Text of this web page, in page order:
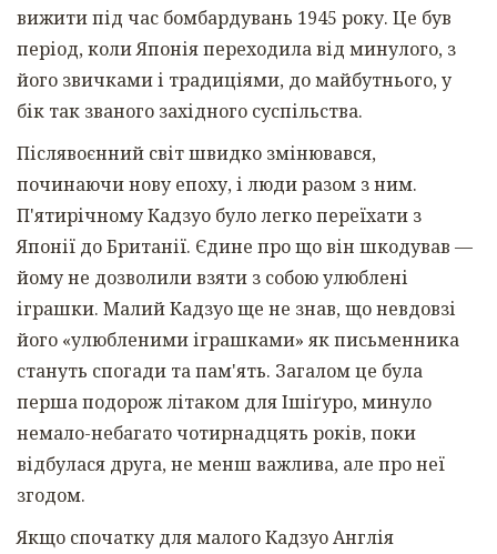
вижити під час бомбардувань 1945 року. Це був
період, коли Японія переходила від минулого, з
його звичками і традиціями, до майбутнього, у
бік так званого західного суспільства.
Післявоєнний світ швидко змінювався,
починаючи нову епоху, і люди разом з ним.
П'ятирічному Кадзуо було легко переїхати з
Японії до Британії. Єдине про що він шкодував —
йому не дозволили взяти з собою улюблені
іграшки. Малий Кадзуо ще не знав, що невдовзі
його «улюбленими іграшками» як письменника
стануть спогади та пам'ять. Загалом це була
перша подорож літаком для Ішіґуро, минуло
немало-небагато чотирнадцять років, поки
відбулася друга, не менш важлива, але про неї
згодом.
Якщо спочатку для малого Кадзуо Англія